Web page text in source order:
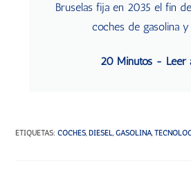
Bruselas fija en 2035 el fin
coches de gasolina y
20 Minutos - Leer
ETIQUETAS:COCHES, DIESEL, GASOLINA,